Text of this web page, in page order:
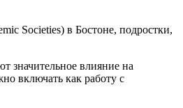
Societies) в Бостоне, подростки,
значительное влияние на
включать как работу с